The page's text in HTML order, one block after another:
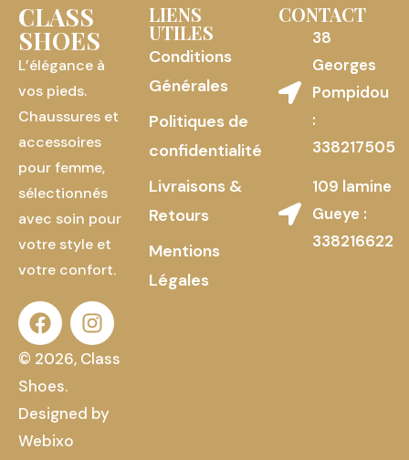
CLASS
SHOES
L’élégance à
vos pieds.
Chaussures et
accessoires
pour femme,
sélectionnés
avec soin pour
votre style et
votre confort.
© 2026, Class
Shoes.
Designed by
Webixo
LIENS
UTILES
Conditions
Générales
Politiques de
confidentialité
Livraisons &
Retours
Mentions
Légales
CONTACT
38
Georges
Pompidou
:
338217505
109 lamine
Gueye :
338216622